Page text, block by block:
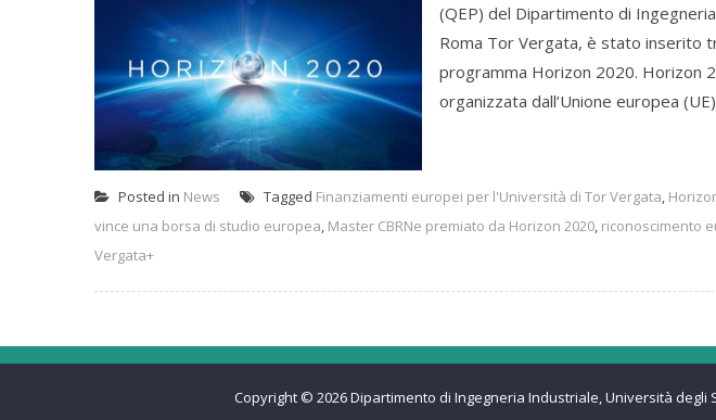
(QEP) del Dipartimento di
Roma Tor Vergata, è stato inserito
programma Horizon 2020. Horizon
organizzata dall’Unione europea
Posted in News Tagged Finanziamenti europei per l'Università di Tor Vergata
vince una borsa di studio europea Master CBRNe premiato da Horizon 2020 riconoscimento
Vergata+
Copyright © 2026Dipartimento di Ingegneria Industriale, Università degli